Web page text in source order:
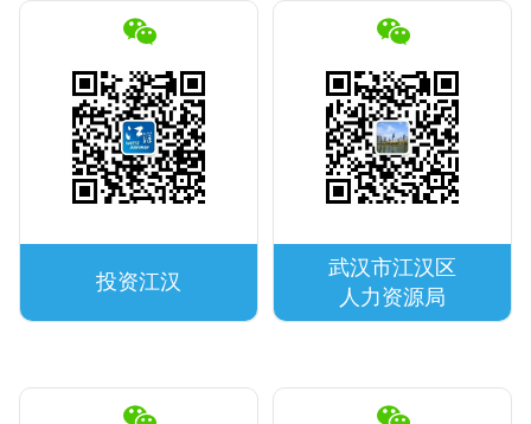
投资江汉
武汉市江汉区
人力资源局